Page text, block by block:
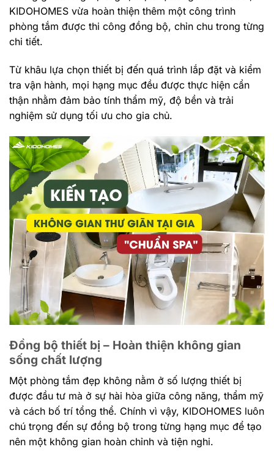
KIDOHOMES vừa hoàn thiện thêm một công trình
phòng tắm được thi công đồng bộ, chỉn chu trong từng
chi tiết.
Từ khâu lựa chọn thiết bị đến quá trình lắp đặt và kiểm
tra vận hành, mọi hạng mục đều được thực hiện cẩn
thận nhằm đảm bảo tính thẩm mỹ, độ bền và trải
nghiệm sử dụng tối ưu cho gia chủ.
Đồng bộ thiết bị – Hoàn thiện không gian
sống chất lượng
Một phòng tắm đẹp không nằm ở số lượng thiết bị
được đầu tư mà ở sự hài hòa giữa công năng, thẩm mỹ
và cách bố trí tổng thể. Chính vì vậy, KIDOHOMES luôn
chú trọng đến sự đồng bộ trong từng hạng mục để tạo
nên một không gian hoàn chỉnh và tiện nghi.